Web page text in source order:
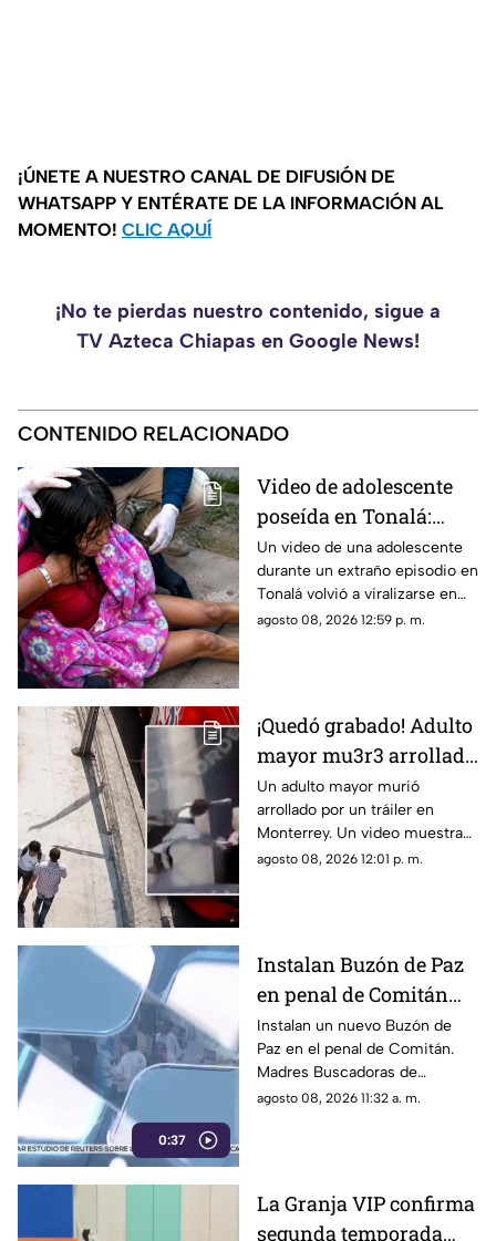
¡ÚNETE A NUESTRO CANAL DE DIFUSIÓN DE
WHATSAPP Y ENTÉRATE DE LA INFORMACIÓN AL
MOMENTO! CLIC AQUÍ
¡No te pierdas nuestro contenido, sigue a
TV Azteca Chiapas en Google News!
CONTENIDO RELACIONADO
Video de adolescente
poseída en Tonalá:
bomberos llegaron
auxiliarla ¿Qué es lo
que ocurrió?
Un video de una adolescente
durante un extraño episodio en
Tonalá volvió a viralizarse en
TikTok, aunque las
agosto 08, 2026 12:59 p. m.
¡Quedó grabado! Adulto
mayor mu3r3 arrollado
por un tráiler tras ser
empujado en
Monterrey
Un adulto mayor murió
arrollado por un tráiler en
Monterrey. Un video muestra
que momentos antes un joven
agosto 08, 2026 12:01 p. m.
0:37
Instalan Buzón de Paz
en penal de Comitán
para buscar a personas
desaparecidas
Instalan un nuevo Buzón de
Paz en el penal de Comitán.
Madres Buscadoras de
Chiapas buscan obtener datos
agosto 08, 2026 11:32 a. m.
La Granja VIP confirma
segunda temporada